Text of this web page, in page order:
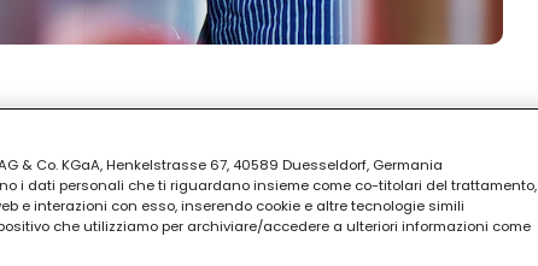
& Co. KGaA, Henkelstrasse 67, 40589 Duesseldorf, Germania
i dati personali che ti riguardano insieme come co-titolari del trattamento,
e interazioni con esso, inserendo cookie e altre tecnologie simili
che utilizziamo per archiviare/accedere a ulteriori informazioni come